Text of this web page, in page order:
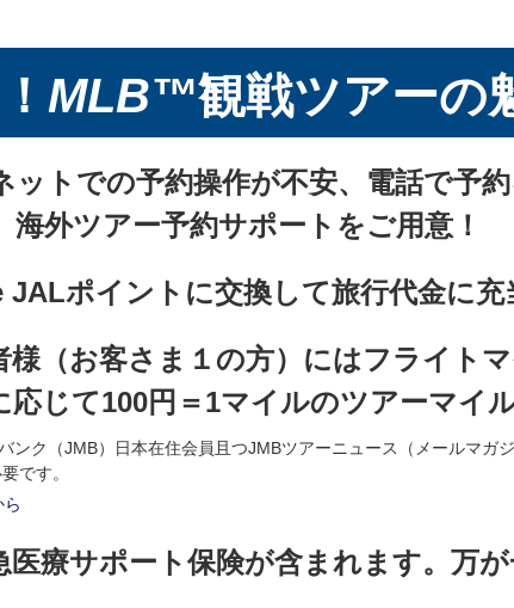
Colorado Rockies™
日（水） 19:10
日（金）
Philadelphia
日（土） 19:10
日（日） 13:10
ロサンゼルス・
日（土） 19:10
（日） 13:10
日（月）
19:10
Tampa Bay Rays™
日（火） 19:10
日（水）
ボルチモア・オ
日（土） 19:10
MLB™観戦ツアーの
ットでの予約操作が不安、電話で予
海外ツアー予約サポートをご用意！
JALポイントに交換して旅行代金に充
様（お客さま１の方）にはフライトマ
応じて100円＝1マイルのツアーマイ
ンク（JMB）日本在住会員且つJMBツアーニュース（メールマガ
です。
医療サポート保険が含まれます。万が